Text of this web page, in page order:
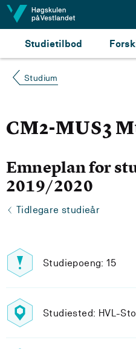
Hopp til innhald
Studietilbod
Studium
CM2-MUS3
Emneplan for
2019/2020
Tidlegare studieår
Studiepoeng: 15
Studiested: HVL-